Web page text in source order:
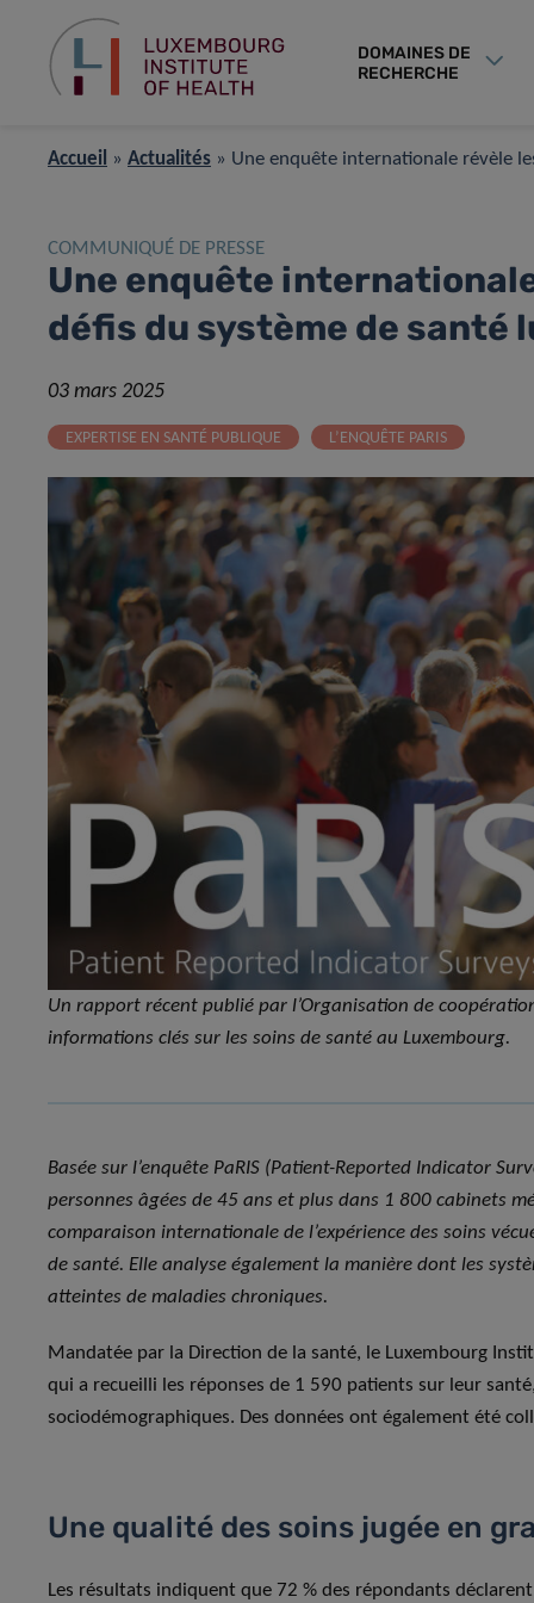
DOMAINES DE
RECHERCHE
Accueil » Actualités » Une enquête internationale révèle
COMMUNIQUÉ DE PRESSE
Une enquête
défis du système de santé
03 mars 2025
EXPERTISE EN SANTÉ PUBLIQUE L’ENQUÊTE PARIS
Un rapport récent publié par l’Organisation de
informations clés sur les soins de santé au Luxembourg.
Basée sur l’enquête PaRIS (Patient-Reported Indicator
personnes âgées de 45 ans et plus dans 1 800 cabinets
comparaison internationale de l’expérience des soins
de santé. Elle analyse également la manière dont les
atteintes de maladies chroniques.
Mandatée par la Direction de la santé, le Luxembourg
qui a recueilli les réponses de 1 590 patients sur leur
sociodémographiques. Des données ont également été
Une qualité des soins jugée en
Les résultats indiquent que 72 % des répondants